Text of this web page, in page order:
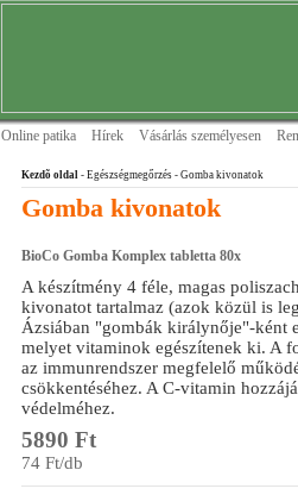
Online patika Hírek Vásárlás személyesen
Kezdõ oldal - Egészségmegőrzés - Gomba kivonatok
Gomba kivonatok
BioCo Gomba Komplex tabletta 80x
A készítmény 4 féle, magas
kivonatot tartalmaz (azok közül is
Ázsiában "gombák királynője"-ként
melyet vitaminok egészítenek ki. A
az immunrendszer megfelelő
csökkentéséhez. A C-vitamin
védelméhez.
5890 Ft
74 Ft/db